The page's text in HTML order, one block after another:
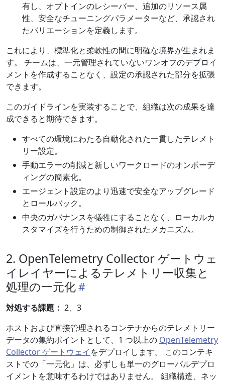
有し、オプトインのレシーバー、追加のリソース属
性、安全なチューニングパラメーターなど、承認され
たバリエーションを定義します。
これにより、標準化と柔軟性の間に明確な境界が生まれま
す。 チームは、一元管理されていないワンオフのデプロイ
メントを作成することなく、設定の承認された部分を拡張
できます。
このガイドラインを実装することで、組織は次の成果を達
成できると期待できます。
すべての環境にわたる自動化された一貫したテレメト
リー設定。
手動エラーの削減と新しいワークロードのオンボーデ
ィングの簡素化。
エージェント設定のより迅速で安全なアップグレード
とロールバック。
中央のガバナンスを犠牲にすることなく、ローカルカ
スタマイズを行うための制御されたメカニズム。
2. OpenTelemetry Collector ゲートウェ
イレイヤーによるテレメトリー収集と
処理の一元化
対処する課題： 2、3
ホストおよび直接管理されるコンテナからのテレメトリー
データの集約ポイントとして、1 つ以上の OpenTelemetry
Collector ゲートウェイ をデプロイします。 このコンテキ
ストでの「一元化」は、必ずしも単一のグローバルデプロ
イメントを意味するわけではありません。 組織構造、ネッ